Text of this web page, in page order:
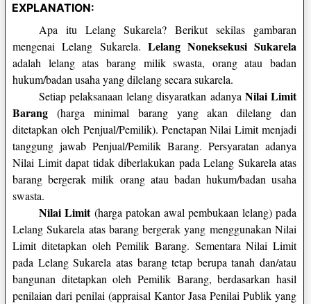
EXPLANATION:
Apa itu Lelang Sukarela? Berikut sekilas gambaran
mengenai Lelang Sukarela. Lelang Noneksekusi Sukarela
adalah lelang atas barang milik swasta, orang atau badan
hukum/badan usaha yang dilelang secara sukarela.
Setiap pelaksanaan lelang disyaratkan adanya Nilai Limit
Barang(harga minimal barang yang akan dilelang dan
ditetapkan oleh Penjual/Pemilik). Penetapan Nilai Limit menjadi
tanggung jawab Penjual/Pemilik Barang. Persyaratan adanya
Nilai Limit dapat tidak diberlakukan pada Lelang Sukarela atas
barang bergerak milik orang atau badan hukum/badan usaha
swasta.
Nilai Limit(harga patokan awal pembukaan lelang) pada
Lelang Sukarela atas barang bergerak yang menggunakan Nilai
Limit ditetapkan oleh Pemilik Barang. Sementara Nilai Limit
pada Lelang Sukarela atas barang tetap berupa tanah dan/atau
bangunan ditetapkan oleh Pemilik Barang, berdasarkan hasil
penilaian dari penilai (appraisal Kantor Jasa Penilai Publik yang